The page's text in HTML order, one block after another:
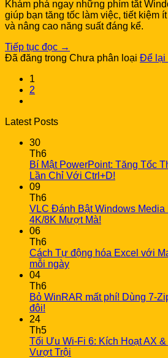
Khám phá ngay những phím tắt
giúp bạn tăng tốc làm việc, tiết kiệm
và nâng cao năng suất đáng kể.
Tiếp tục đọc →
Đã đăng trong Chưa phân loại Để lại
1
2
Latest Posts
30
Th6
Bí Mật PowerPoint: Tăng Tốc
Lần Chỉ Với Ctrl+D!
09
Th6
VLC Đánh Bật Windows Media
4K/8K Mượt Mà!
06
Th6
Cách Tự động hóa Excel với
mỗi ngày
04
Th6
Bỏ WinRAR mất phí! Dùng 7-
đôi!
24
Th5
Tối Ưu Wi-Fi 6: Kích Hoạt AX
Vượt Trội